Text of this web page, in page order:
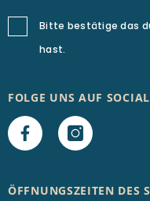
Bitte bestätige das
hast.
FOLGE UNS AUF
ÖFFNUNGSZEITEN DES